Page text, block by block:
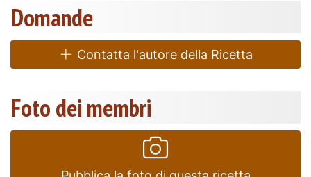
Domande
Contatta l'autore della Ricetta
Foto dei membri